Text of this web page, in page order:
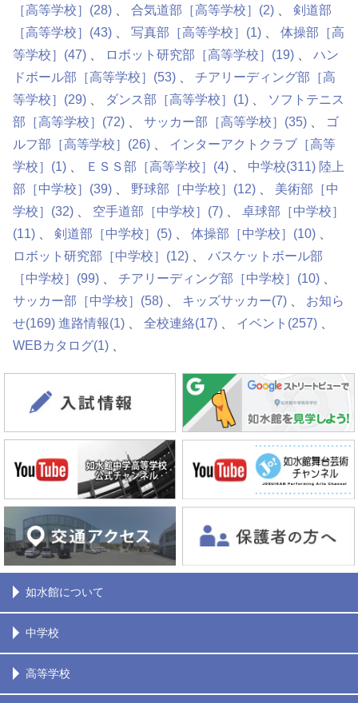
［高等学校］ (28) 合気道部［高等学校］ (2)
剣道部
［高等学校］ (43) 写真部［高等学校］ (1)
体操部［高
等学校］ (47) ロボット研究部［高等学校］ (19)
ハン
ドボール部［高等学校］ (53)
チアリーディング部［高
等学校］ (29) ダンス部［高等学校］ (1)
ソフトテニス
部［高等学校］ (72) サッカー部［高等学校］ (35)
ゴ
ルフ部［高等学校］ (26)
インターアクトクラブ［高等
学校］ (1) ＥＳＳ部［高等学校］ (4) 中学校(311) 陸上
部［中学校］ (39) 野球部［中学校］ (12)
美術部［中
学校］ (32) 空手道部［中学校］ (7)
卓球部［中学校］
(11)
剣道部［中学校］ (5) 体操部［中学校］ (10)
ロボット研究部［中学校］ (12)
バスケットボール部
［中学校］ (99) チアリーディング部［中学校］ (10)
サッカー部［中学校］ (58) キッズサッカー(7)
お知ら
せ(169) 進路情報(1) 全校連絡(17) イベント (257)
WEBカタログ(1)
如水館について
中学校
高等学校